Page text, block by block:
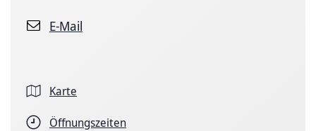
E-Mail
Karte
Öffnungszeiten